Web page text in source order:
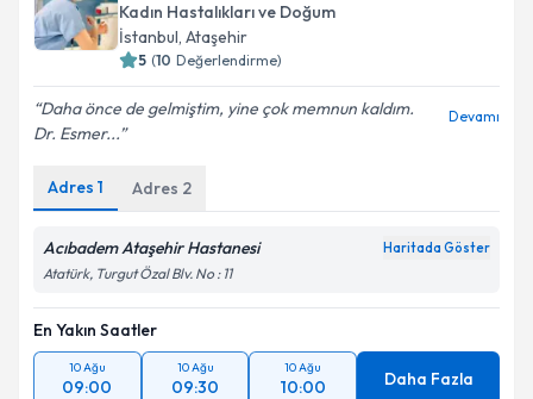
Kadın Hastalıkları ve Doğum
İstanbul, Ataşehir
5 (10 Değerlendirme)
Daha önce de gelmiştim, yine çok memnun kaldım.
Dr. Esmer...
Devamı
Adres 1 Adres 2
Acıbadem Ataşehir Hastanesi Haritada Göster
Atatürk, Turgut Özal Blv. No : 11
En Yakın Saatler
10 Ağu
09:00
10 Ağu
09:30
10 Ağu
10:00 Daha Fazla